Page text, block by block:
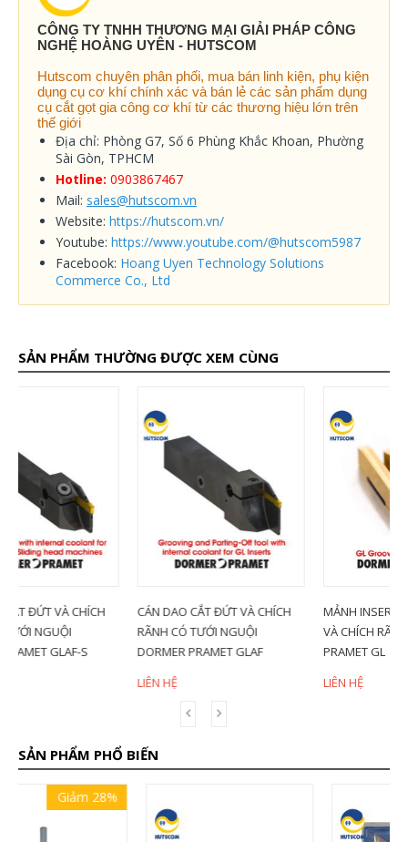
CÔNG TY TNHH THƯƠNG MẠI GIẢI PHÁP CÔNG
NGHỆ HOÀNG UYÊN - HUTSCOM
Hutscom chuyên phân phối, mua bán linh kiện, phụ kiện
dụng cụ cơ khí chính xác và bán lẻ các sản phẩm dụng
cụ cắt gọt gia công cơ khí từ các thương hiệu lớn trên
thế giới
Địa chỉ: Phòng G7, Số 6 Phùng Khắc Khoan, Phường
Sài Gòn, TPHCM
Hotline: 0903867467
Mail: sales@hutscom.vn
Website: https://hutscom.vn/
Youtube: https://www.youtube.com/@hutscom5987
Facebook: Hoang Uyen Technology Solutions
Commerce Co., Ltd
SẢN PHẨM THƯỜNG ĐƯỢC XEM CÙNG
CÁN DAO CẮT ĐỨT VÀ CHÍCH
RÃNH CÓ TƯỚI NGUỘI
DORMER PRAMET GLAF
MẢNH INSERT TIỆN CẮT ĐỨT
VÀ CHÍCH RÃNH DORMER
PRAMET GL
SẢN PHẨM PHỔ BIẾN